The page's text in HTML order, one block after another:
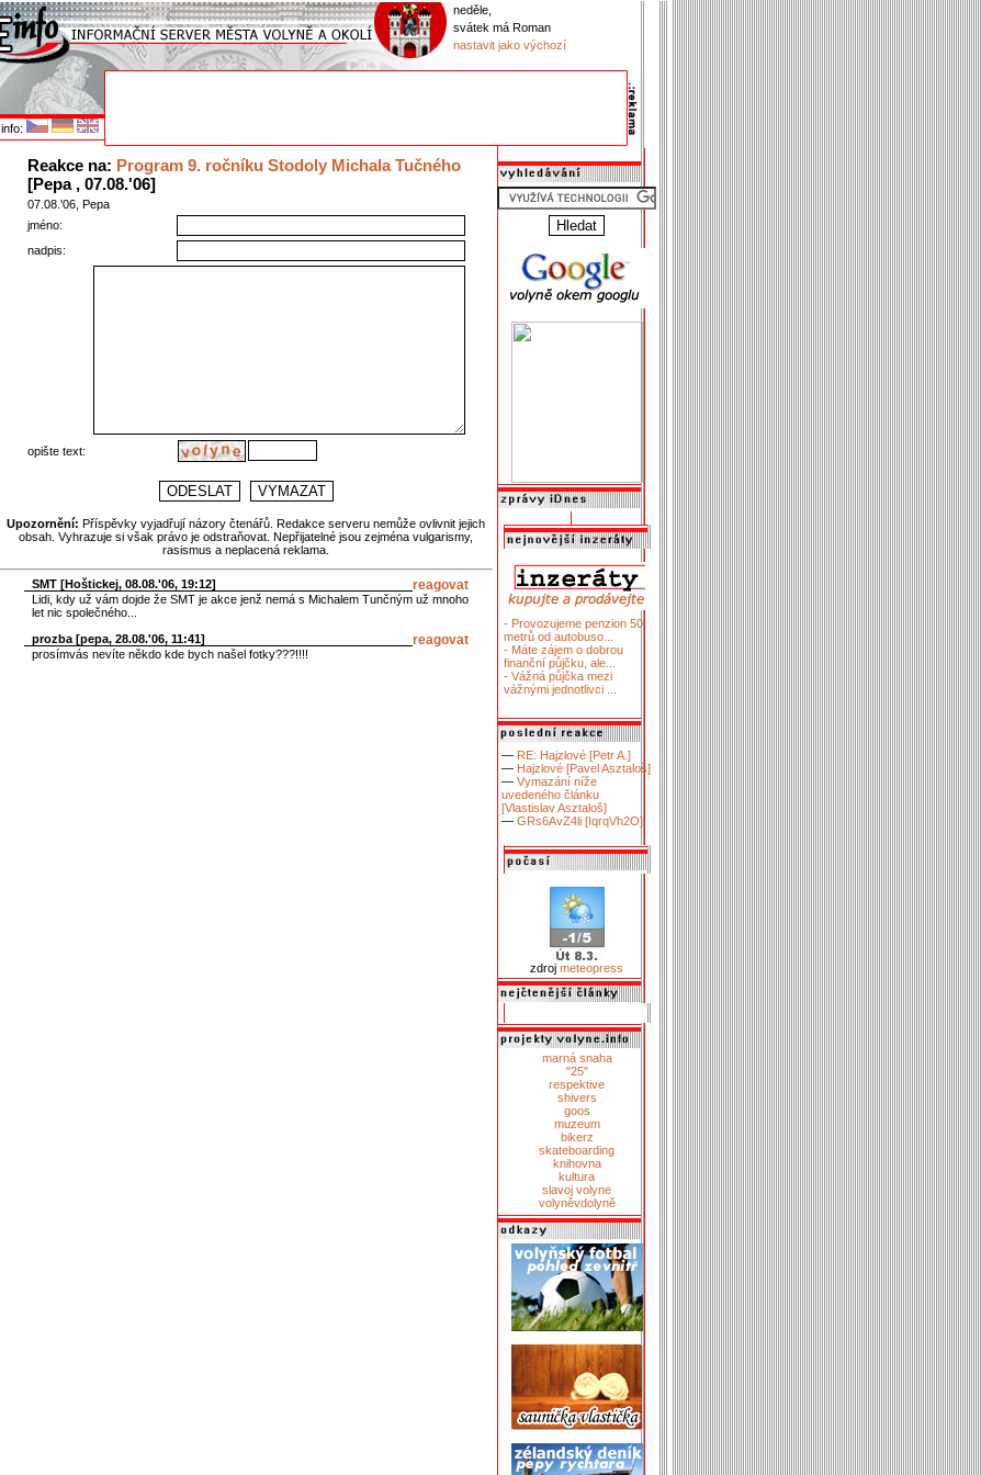
neděle,
svátek má Roman
nastavit jako výchozí
info:
Reakce na: Program 9. ročníku Stodoly Michala Tučného
[Pepa , 07.08.'06]
07.08.'06, Pepa
jméno:
nadpis:
opište text:
Upozornění: Příspěvky vyjadřují názory čtenářů. Redakce serveru nemůže ovlivnit jejich
obsah. Vyhrazuje si však právo je odstraňovat. Nepřijatelné jsou zejména vulgarismy,
rasismus a neplacená reklama.
reagovat
SMT [Hoštickej, 08.08.'06, 19:12]
Lidi, kdy už vám dojde že SMT je akce jenž nemá s Michalem Tunčným už mnoho
let nic společného...
reagovat
prozba [pepa, 28.08.'06, 11:41]
prosímvás nevíte někdo kde bych našel fotky???!!!!
- Provozujeme penzion 50
metrů od autobuso...
- Máte zájem o dobrou
finanční půjčku, ale...
- Vážná půjčka mezi
vážnými jednotlivci ...
— RE: Hajzlové [Petr A.]
— Hajzlové [Pavel Asztaloš]
— Vymazání níže
uvedeného článku
[Vlastislav Asztaloš]
— GRs6AvZ4li [IqrqVh2O]
zdroj meteopress
marná snaha
"25"
respektive
shivers
goos
muzeum
bikerz
skateboarding
knihovna
kultura
slavoj volyne
volyněvdolyně